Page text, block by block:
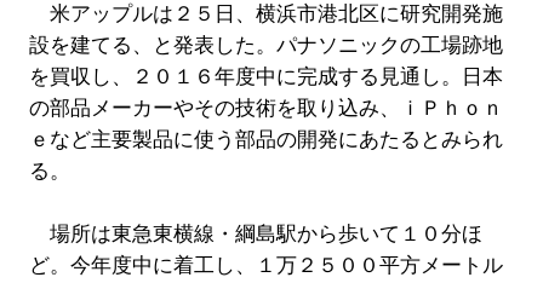
米アップルは２５日、横浜市港北区に研究開発施
設を建てる、と発表した。パナソニックの工場跡地
を買収し、２０１６年度中に完成する見通し。日本
の部品メーカーやその技術を取り込み、ｉＰｈｏｎ
ｅなど主要製品に使う部品の開発にあたるとみられ
る。
場所は東急東横線・綱島駅から歩いて１０分ほ
ど。今年度中に着工し、１万２５００平方メートル